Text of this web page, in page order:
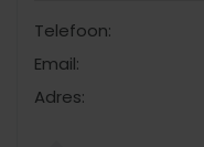
Telefoon:
Email:
Adres: